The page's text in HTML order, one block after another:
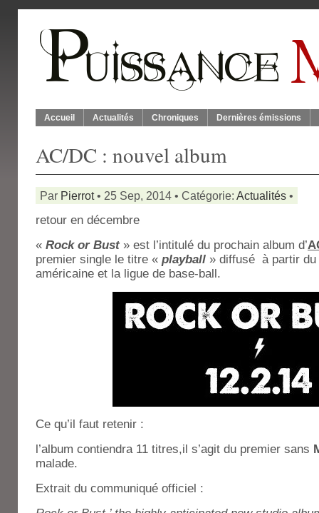
Accueil Actualités Chroniques Dernières émissions
AC/DC : nouvel album
Par Pierrot• 25 Sep, 2014 • Catégorie: Actualités •
retour en décembre
« Rock or Bust» est l’intitulé du prochain album d’
premier single le titre « playball » diffusé à partir
américaine et la ligue de base-ball.
Ce qu’il faut retenir :
l’album contiendra 11 titres,il s’agit du premier sans
malade.
Extrait du communiqué officiel :